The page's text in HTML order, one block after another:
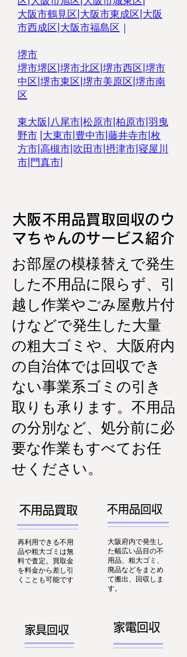
大阪市鶴見区 大阪市東成区 大阪
市西成区| 大阪市福島区 ｜
堺市
堺市堺区 堺市北区 堺市西区 堺市
中区 堺市東区| 堺市美原区 堺市南
区
東大阪 八尾市 松原市 柏原市 羽曳
野市 大東市 豊中市 藤井寺市 枚
方市 高槻市 吹田市 摂津市 寝屋川
市 門真市
大阪不用品買取回収のウ
マちゃんのサービス紹介
お部屋の模様替えで発生
した不用品に限らず、引
越し作業やごみ屋敷片付
けなどで発生した大量
の粗大ゴミや、大阪府内
の自治体では回収でき
ない事業系ゴミの引き
取りも承ります。不用品
の分別など、処分前に必
要な作業もすべてお任
せください。
不用品買取
再利用できる不用
品や粗大ゴミは無
料で査定。買取金
を料金から差し引
くことも可能です
不用品回収
大阪府内で発生し
た幅広い品目の不
用品、粗大ゴミ、
廃品などをまとめ
て搬出、回収しま
す。
家具回収 家電回収